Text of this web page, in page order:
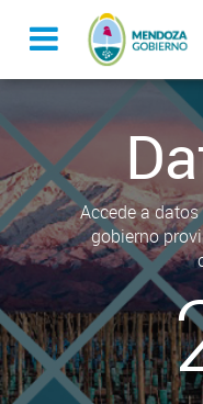
Accede a
gobierno